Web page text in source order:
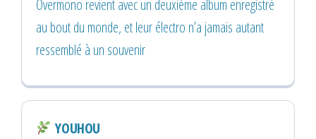
Overmono revient avec un deuxième album enregistré
au bout du monde, et leur électro n’a jamais autant
ressemblé à un souvenir
YOUHOU